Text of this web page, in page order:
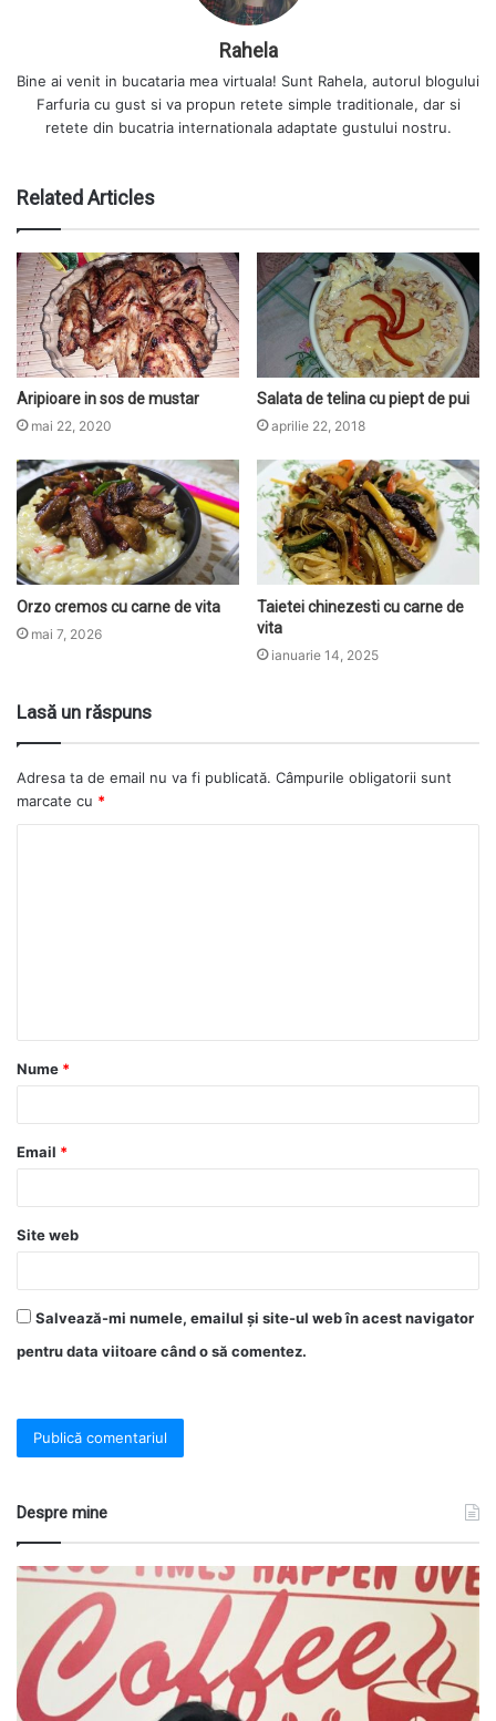
Rahela
Bine ai venit in bucataria mea virtuala! Sunt Rahela, autorul blogului
Farfuria cu gust si va propun retete simple traditionale, dar si
retete din bucatria internationala adaptate gustului nostru.
Related Articles
Aripioare in sos de mustar
mai 22, 2020
Salata de telina cu piept de pui
aprilie 22, 2018
Orzo cremos cu carne de vita
mai 7, 2026
Taietei chinezesti cu carne de
vita
ianuarie 14, 2025
Lasă un răspuns
Adresa ta de email nu va fi publicată. Câmpurile obligatorii sunt
marcate cu *
Nume *
Email *
Site web
Salvează-mi numele, emailul și site-ul web în acest navigator
pentru data viitoare când o să comentez.
Despre mine